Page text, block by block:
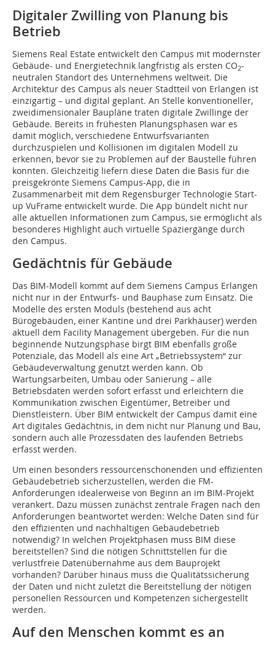
Digitaler Zwilling von Planung bis
Betrieb
Siemens Real Estate entwickelt den Campus mit modernster
Gebäude- und Energietechnik langfristig als ersten CO2-
neutralen Standort des Unternehmens weltweit. Die
Architektur des Campus als neuer Stadtteil von Erlangen ist
einzigartig – und digital geplant. An Stelle konventioneller,
zweidimensionaler Baupläne traten digitale Zwillinge der
Gebäude. Bereits in frühesten Planungsphasen war es
damit möglich, verschiedene Entwurfsvarianten
durchzuspielen und Kollisionen im digitalen Modell zu
erkennen, bevor sie zu Problemen auf der Baustelle führen
konnten. Gleichzeitig liefern diese Daten die Basis für die
preisgekrönte Siemens Campus-App, die in
Zusammenarbeit mit dem Regensburger Technologie Start-
up VuFrame entwickelt wurde. Die App bündelt nicht nur
alle aktuellen Informationen zum Campus, sie ermöglicht als
besonderes Highlight auch virtuelle Spaziergänge durch
den Campus.
Gedächtnis für Gebäude
Das BIM-Modell kommt auf dem Siemens Campus Erlangen
nicht nur in der Entwurfs- und Bauphase zum Einsatz. Die
Modelle des ersten Moduls (bestehend aus acht
Bürogebäuden, einer Kantine und drei Parkhäuser) werden
aktuell dem Facility Management übergeben. Für die nun
beginnende Nutzungsphase birgt BIM ebenfalls große
Potenziale, das Modell als eine Art „Betriebssystem“ zur
Gebäudeverwaltung genutzt werden kann. Ob
Wartungsarbeiten, Umbau oder Sanierung – alle
Betriebsdaten werden sofort erfasst und erleichtern die
Kommunikation zwischen Eigentümer, Betreiber und
Dienstleistern. Über BIM entwickelt der Campus damit eine
Art digitales Gedächtnis, in dem nicht nur Planung und Bau,
sondern auch alle Prozessdaten des laufenden Betriebs
erfasst werden.
Um einen besonders ressourcenschonenden und effizienten
Gebäudebetrieb sicherzustellen, werden die FM-
Anforderungen idealerweise von Beginn an im BIM-Projekt
verankert. Dazu müssen zunächst zentrale Fragen nach den
Anforderungen beantwortet werden: Welche Daten sind für
den effizienten und nachhaltigen Gebäudebetrieb
notwendig? In welchen Projektphasen muss BIM diese
bereitstellen? Sind die nötigen Schnittstellen für die
verlustfreie Datenübernahme aus dem Bauprojekt
vorhanden? Darüber hinaus muss die Qualitätssicherung
der Daten und nicht zuletzt die Bereitstellung der nötigen
personellen Ressourcen und Kompetenzen sichergestellt
werden.
Auf den Menschen kommt es an